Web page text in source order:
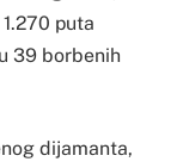
puta
39 borbenih
dijamanta,